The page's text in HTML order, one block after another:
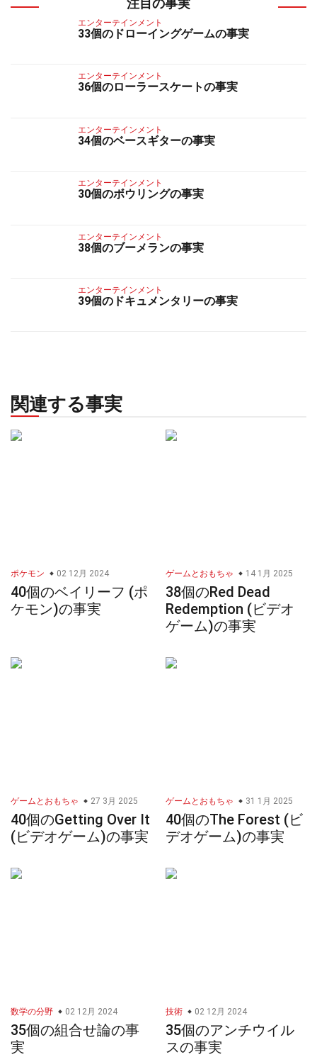
注目の事実
エンターテインメント
33個のドローイングゲームの事実
エンターテインメント
36個のローラースケートの事実
エンターテインメント
34個のベースギターの事実
エンターテインメント
30個のボウリングの事実
エンターテインメント
38個のブーメランの事実
エンターテインメント
39個のドキュメンタリーの事実
関連する事実
ポケモン 02 12月 2024
40個のベイリーフ (ポ
ケモン)の事実
ゲームとおもちゃ 14 1月 2025
38個のRed Dead
Redemption (ビデオ
ゲーム)の事実
ゲームとおもちゃ 27 3月 2025
40個のGetting Over It
(ビデオゲーム)の事実
ゲームとおもちゃ 31 1月 2025
40個のThe Forest (ビ
デオゲーム)の事実
数学の分野 02 12月 2024
35個の組合せ論の事
実
技術 02 12月 2024
35個のアンチウイル
スの事実